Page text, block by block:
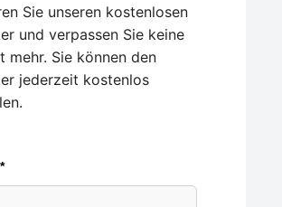
Sie unseren kostenlosen
und verpassen Sie keine
mehr. Sie können den
jederzeit kostenlos